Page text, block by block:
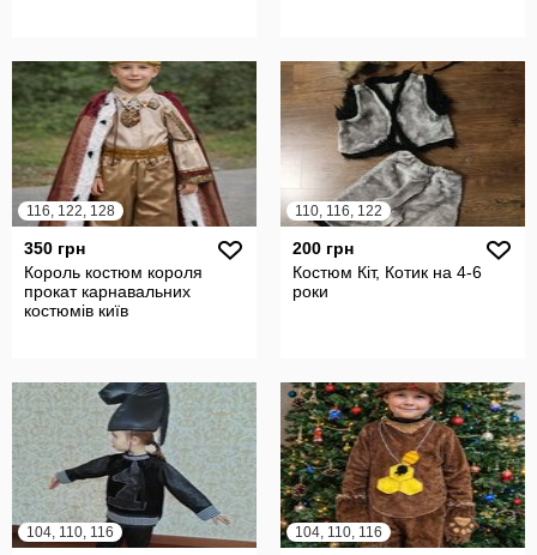
116, 122, 128
350 грн
Король костюм короля
прокат карнавальних
костюмів київ
110, 116, 122
200 грн
Костюм Кіт, Котик на 4-6
роки
104, 110, 116 104, 110, 116